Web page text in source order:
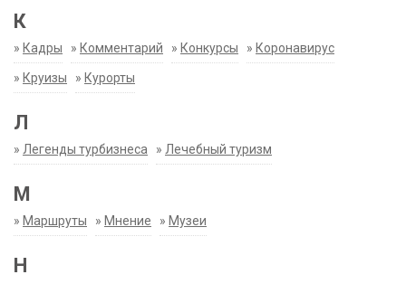
К
» Кадры » Комментарий » Конкурсы » Коронавирус
» Круизы » Курорты
Л
» Легенды турбизнеса » Лечебный туризм
М
» Маршруты » Мнение » Музеи
Н